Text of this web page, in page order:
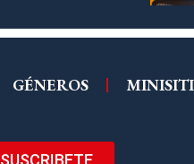
GÉNEROS
SUSCRIBETE